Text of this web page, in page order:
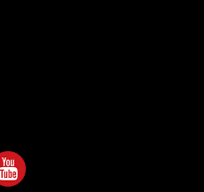
E150 còn được trang bị công
cân bằng âm lượng và tạo ra
tạo ra không gian âm thanh
karaoke chân thực và sống
điệu.
tái hiện âm thanh chi tiết và cân